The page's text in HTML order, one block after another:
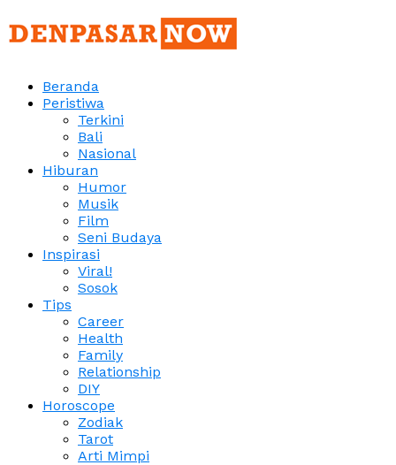
Beranda
Peristiwa
Terkini
Bali
Nasional
Hiburan
Humor
Musik
Film
Seni Budaya
Inspirasi
Viral!
Sosok
Tips
Career
Health
Family
Relationship
DIY
Horoscope
Zodiak
Tarot
Arti Mimpi